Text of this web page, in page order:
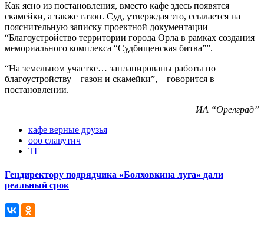
Как ясно из постановления, вместо кафе здесь появятся
скамейки, а также газон. Суд, утверждая это, ссылается на
пояснительную записку проектной документации
“Благоустройство территории города Орла в рамках создания
мемориального комплекса “Судбищенская битва””.
“На земельном участке… запланированы работы по
благоустройству – газон и скамейки”, – говорится в
постановлении.
ИА “Орелград”
кафе верные друзья
ооо славутич
ТГ
Гендиректору подрядчика «Болховкина луга» дали
реальный срок